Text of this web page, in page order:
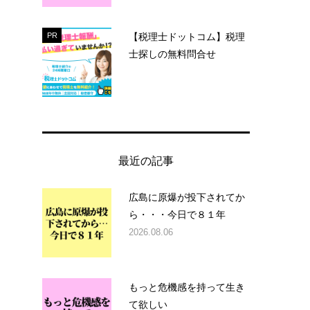
PR
【税理士ドットコム】税理
士探しの無料問合せ
最近の記事
広島に原爆が投下されてか
ら・・・今日で８１年
2026.08.06
もっと危機感を持って生き
て欲しい